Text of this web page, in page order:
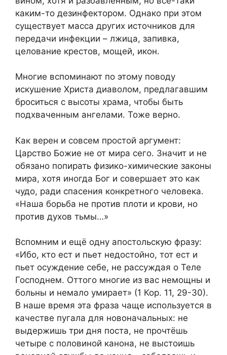
каким-то дезинфектором. Однако при этом
существует масса других источников для
передачи инфекции – лжица, запивка,
целование крестов, мощей, икон.
Многие вспоминают по этому поводу
искушение Христа диаволом, предлагавшим
броситься с высоты храма, чтобы быть
подхваченным ангелами. Тоже верно.
Как верен и совсем простой аргумент:
Царство Божие не от мира сего. Значит и не
обязано попирать физико-химические законы
мира, хотя иногда Бог и совершает это как
чудо, ради спасения конкретного человека.
«Наша борьба не против плоти и крови, но
против духов тьмы…»
Вспомним и ещё одну апостольскую фразу:
«Ибо, кто ест и пьет недостойно, тот ест и
пьет осуждение себе, не рассуждая о Теле
Господнем. Оттого многие из вас немощны и
больны и немало умирает» (1 Кор. 11, 29-30).
В наше время эта фраза чаще используется в
качестве пугала для новоначальных: не
выдержишь три дня поста, не прочтёшь
четыре с половиной канона, не выстоишь